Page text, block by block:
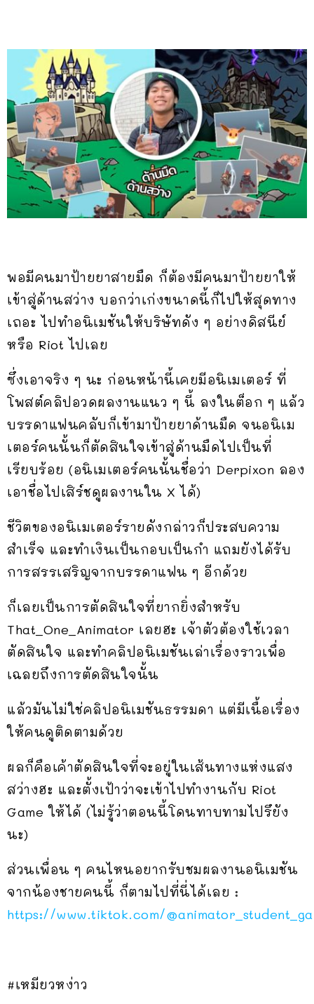
พอมีคนมาป้ายยาสายมืด ก็ต้องมีคนมาป้ายยาให้
เข้าสู่ด้านสว่าง บอกว่าเก่งขนาดนี้ก็ไปให้สุดทาง
เถอะ ไปทำอนิเมชันให้บริษัทดัง ๆ อย่างดิสนีย์
หรือ Riot ไปเลย
ซึ่งเอาจริง ๆ นะ ก่อนหน้านี้เคยมีอนิเมเตอร์ ที่
โพสต์คลิปอวดผลงานแนว ๆ นี้ ลงในต็อก ๆ แล้ว
บรรดาแฟนคลับก็เข้ามาป้ายยาด้านมืด จนอนิเม
เตอร์คนนั้นก็ตัดสินใจเข้าสู่ด้านมืดไปเป็นที่
เรียบร้อย (อนิเมเตอร์คนนั้นชื่อว่า Derpixon ลอง
เอาชื่อไปเสิร์ชดูผลงานใน X ได้)
ชีวิตของอนิเมเตอร์รายดังกล่าวก็ประสบความ
สำเร็จ และทำเงินเป็นกอบเป็นกำ แถมยังได้รับ
การสรรเสริญจากบรรดาแฟน ๆ อีกด้วย
ก็เลยเป็นการตัดสินใจที่ยากยิ่งสำหรับ
That_One_Animator เลยฮะ เจ้าตัวต้องใช้เวลา
ตัดสินใจ และทำคลิปอนิเมชันเล่าเรื่องราวเพื่อ
เฉลยถึงการตัดสินใจนั้น
แล้วมันไม่ใช่คลิปอนิเมชันธรรมดา แต่มีเนื้อเรื่อง
ให้คนดูติดตามด้วย
ผลก็คือเค้าตัดสินใจที่จะอยู่ในเส้นทางแห่งแสง
สว่างฮะ และตั้งเป้าว่าจะเข้าไปทำงานกับ Riot
Game ให้ได้ (ไม่รู้ว่าตอนนี้โดนทาบทามไปรึยัง
นะ)
ส่วนเพื่อน ๆ คนไหนอยากรับชมผลงานอนิเมชัน
จากน้องชายคนนี้ ก็ตามไปที่นี่ได้เลย :
https://www.tiktok.com/
#เหมียวหง่าว